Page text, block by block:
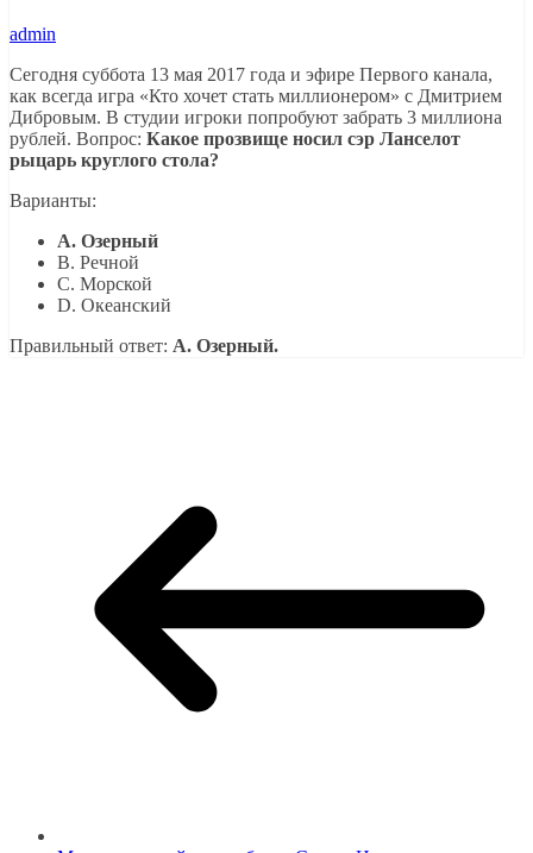
admin
Сегодня суббота 13 мая 2017 года и эфире Первого канала,
как всегда игра «Кто хочет стать миллионером» с Дмитрием
Дибровым. В студии игроки попробуют забрать 3 миллиона
рублей. Вопрос: Какое прозвище носил сэр Ланселот
рыцарь круглого стола?
Варианты:
A. Озерный
B. Речной
C. Морской
D. Океанский
Правильный ответ: A. Озерный.